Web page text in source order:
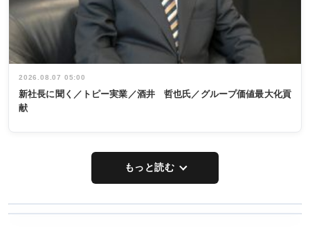
2026.08.07 05:00
新社長に聞く／トピー実業／酒井 哲也氏／グループ価値最大化貢
献
もっと読む